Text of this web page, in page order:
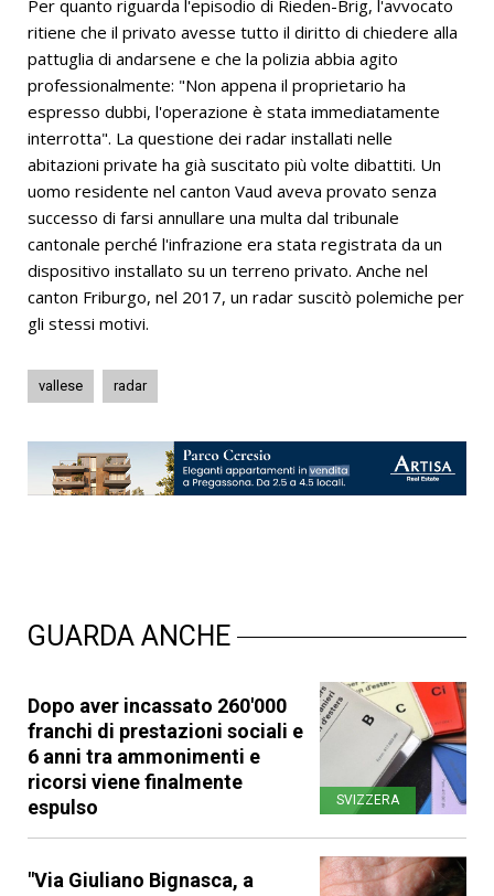
Per quanto riguarda l'episodio di Rieden-Brig, l'avvocato
ritiene che il privato avesse tutto il diritto di chiedere alla
pattuglia di andarsene e che la polizia abbia agito
professionalmente: "Non appena il proprietario ha
espresso dubbi, l'operazione è stata immediatamente
interrotta". La questione dei radar installati nelle
abitazioni private ha già suscitato più volte dibattiti. Un
uomo residente nel canton Vaud aveva provato senza
successo di farsi annullare una multa dal tribunale
cantonale perché l'infrazione era stata registrata da un
dispositivo installato su un terreno privato. Anche nel
canton Friburgo, nel 2017, un radar suscitò polemiche per
gli stessi motivi.
vallese radar
GUARDA ANCHE
Dopo aver incassato 260'000
franchi di prestazioni sociali e
6 anni tra ammonimenti e
ricorsi viene finalmente
espulso
SVIZZERA
"Via Giuliano Bignasca, a